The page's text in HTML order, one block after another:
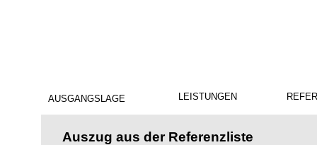
AUSGANGSLAGE LEISTUNGEN
Auszug aus der Referenzliste